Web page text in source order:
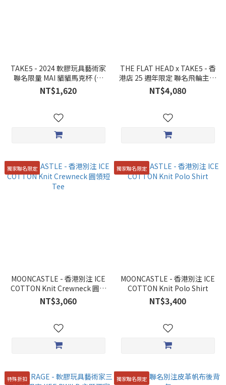
TAKE5 - 2024 軟膠玩具藝術家
聯名限量 MAI 貓貓馬克杯 (白
色)
NT$1,620
THE FLAT HEAD x TAKE5 - 香
港店 25 週年限定 聯名飛輪主題
短 Tee
NT$4,080
獨家聯名限定
MOONCASTLE - 香港別注 ICE
COTTON Knit Crewneck 圓領
短 Tee
NT$3,060
獨家聯名限定
MOONCASTLE - 香港別注 ICE
COTTON Knit Polo Shirt
NT$3,400
特殊折扣 獨家聯名限定